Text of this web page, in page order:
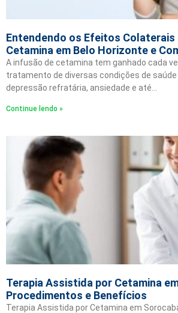
Entendendo os Efeitos Colaterais
Cetamina em Belo Horizonte e
A infusão de cetamina tem ganhado cada
tratamento de diversas condições de
depressão refratária, ansiedade e até…
Continue lendo »
Terapia Assistida por Cetamina
Procedimentos e Benefícios
Terapia Assistida por Cetamina em